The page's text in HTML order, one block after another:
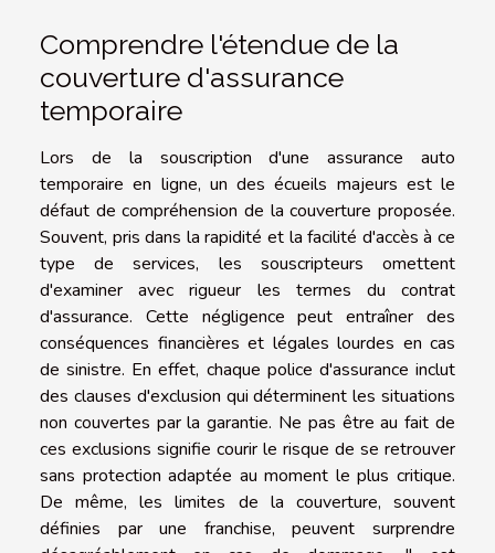
Comprendre l'étendue de la
couverture d'assurance
temporaire
Lors de la souscription d'une assurance auto
temporaire en ligne, un des écueils majeurs est le
défaut de compréhension de la couverture proposée.
Souvent, pris dans la rapidité et la facilité d'accès à ce
type de services, les souscripteurs omettent
d'examiner avec rigueur les termes du contrat
d'assurance. Cette négligence peut entraîner des
conséquences financières et légales lourdes en cas
de sinistre. En effet, chaque police d'assurance inclut
des clauses d'exclusion qui déterminent les situations
non couvertes par la garantie. Ne pas être au fait de
ces exclusions signifie courir le risque de se retrouver
sans protection adaptée au moment le plus critique.
De même, les limites de la couverture, souvent
définies par une franchise, peuvent surprendre